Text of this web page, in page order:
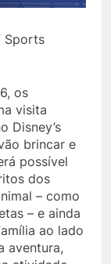
Sports
os
visita
Disney’s
brincar e
possível
dos
– como
– e ainda
ao lado
aventura,